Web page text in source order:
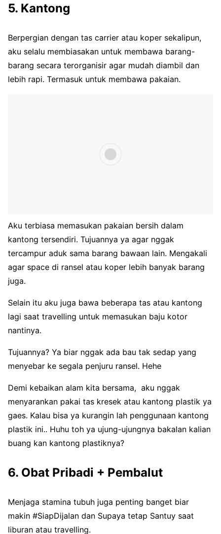
5. Kantong
Berpergian dengan tas carrier atau koper sekalipun,
aku selalu membiasakan untuk membawa barang-
barang secara terorganisir agar mudah diambil dan
lebih rapi. Termasuk untuk membawa pakaian.
Aku terbiasa memasukan pakaian bersih dalam
kantong tersendiri. Tujuannya ya agar nggak
tercampur aduk sama barang bawaan lain. Mengakali
agar space di ransel atau koper lebih banyak barang
juga.
Selain itu aku juga bawa beberapa tas atau kantong
lagi saat travelling untuk memasukan baju kotor
nantinya.
Tujuannya? Ya biar nggak ada bau tak sedap yang
menyebar ke segala penjuru ransel. Hehe
Demi kebaikan alam kita bersama, aku nggak
menyarankan pakai tas kresek atau kantong plastik ya
gaes. Kalau bisa ya kurangin lah penggunaan kantong
plastik ini.. Huhu toh ya ujung-ujungnya bakalan kalian
buang kan kantong plastiknya?
6. Obat Pribadi + Pembalut
Menjaga stamina tubuh juga penting banget biar
makin #SiapDijalan dan Supaya tetap Santuy saat
liburan atau travelling.